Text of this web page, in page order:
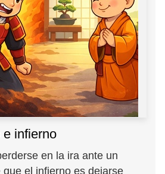
infierno
en la ira ante un
que el infierno es dejarse